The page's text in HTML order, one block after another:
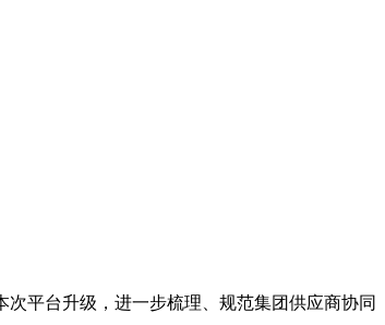
平台升级，进一步梳理、规范集团供应商协同